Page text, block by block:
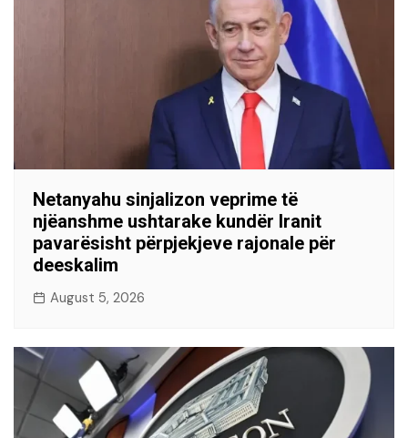
Netanyahu sinjalizon veprime të
njëanshme ushtarake kundër Iranit
pavarësisht përpjekjeve rajonale për
deeskalim
August 5, 2026